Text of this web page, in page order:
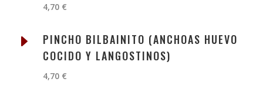
4,70 €
E
PINCHO BILBAINITO (ANCHOAS HUEVO
COCIDO Y LANGOSTINOS)
4,70 €